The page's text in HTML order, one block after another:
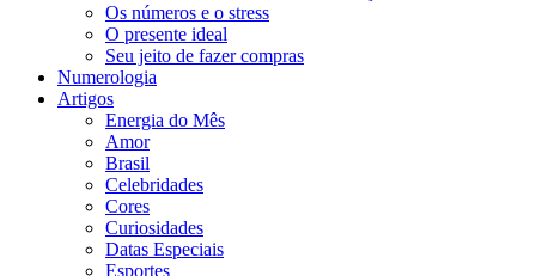
Os números e o stress
O presente ideal
Seu jeito de fazer compras
Numerologia
Artigos
Energia do Mês
Amor
Brasil
Celebridades
Cores
Curiosidades
Datas Especiais
Esportes